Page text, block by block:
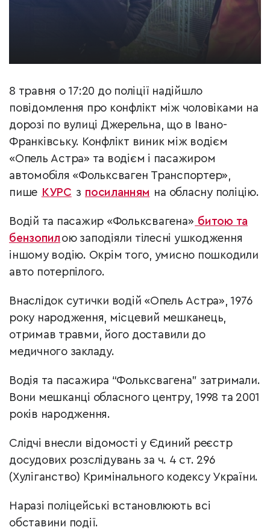
8 травня о 17:20 до поліції надійшло
повідомлення про конфлікт між чоловіками на
дорозі по вулиці Джерельна, що в Івано-
Франківську. Конфлікт виник між водієм
«Опель Астра» та водієм і пасажиром
автомобіля «Фольксваген Транспортер»,
пише КУРС з посиланням на обласну поліцію.
Водій та пасажир «Фольксвагена» битою та
бензопил ою заподіяли тілесні ушкодження
іншому водію. Окрім того, умисно пошкодили
авто потерпілого.
Внаслідок сутички водій «Опель Астра», 1976
року народження, місцевий мешканець,
отримав травми, його доставили до
медичного закладу.
Водія та пасажира “Фольксвагена” затримали.
Вони мешканці обласного центру, 1998 та 2001
років народження.
Слідчі внесли відомості у Єдиний реєстр
досудових розслідувань за ч. 4 ст. 296
(Хуліганство) Кримінального кодексу України.
Наразі поліцейські встановлюють всі
обставини події.